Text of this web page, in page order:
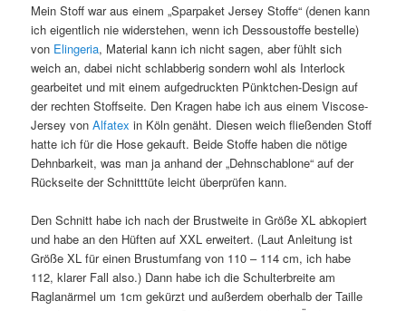
Mein Stoff war aus einem „Sparpaket Jersey Stoffe“ (denen kann
ich eigentlich nie widerstehen, wenn ich Dessoustoffe bestelle)
von Elingeria, Material kann ich nicht sagen, aber fühlt sich
weich an, dabei nicht schlabberig sondern wohl als Interlock
gearbeitet und mit einem aufgedruckten Pünktchen-Design auf
der rechten Stoffseite. Den Kragen habe ich aus einem Viscose-
Jersey vonAlfatex in Köln genäht. Diesen weich fließenden Stoff
hatte ich für die Hose gekauft. Beide Stoffe haben die nötige
Dehnbarkeit, was man ja anhand der „Dehnschablone“ auf der
Rückseite der Schnitttüte leicht überprüfen kann.
Den Schnitt habe ich nach der Brustweite in Größe XL abkopiert
und habe an den Hüften auf XXL erweitert. (Laut Anleitung ist
Größe XL für einen Brustumfang von 110 – 114 cm, ich habe
112, klarer Fall also.) Dann habe ich die Schulterbreite am
Raglanärmel um 1cm gekürzt und außerdem oberhalb der Taille